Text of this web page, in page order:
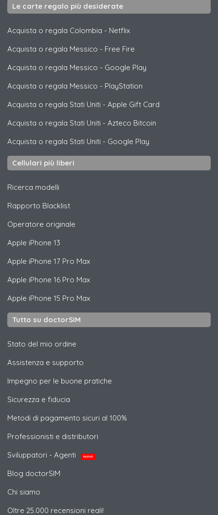
Le carte regalo più desiderate
Acquista o regala Colombia - Netflix
Acquista o regala Messico - Free Fire
Acquista o regala Messico - Google Play
Acquista o regala Messico - PlayStation
Acquista o regala Stati Uniti - Apple Gift Card
Acquista o regala Stati Uniti - Azteco Bitcoin
Acquista o regala Stati Uniti - Google Play
Cellulari più liberi
Ricerca modelli
Rapporto Blacklist
Operatore originale
Apple iPhone 13
Apple iPhone 17 Pro Max
Apple iPhone 16 Pro Max
Apple iPhone 15 Pro Max
Tutto su doctorSIM
Stato del mio ordine
Assistenza e supporto
Impegno per le buone pratiche
Sicurezza e fiducia
Metodi di pagamento sicuri al 100%
Professionisti e distributori
Sviluppatori - Agenti
NUOVO
Blog doctorSIM
Chi siamo
Oltre 25.000 recensioni reali!